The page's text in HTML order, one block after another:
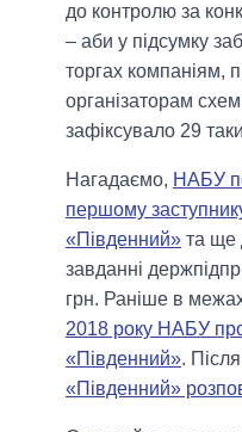
до контролю за
– аби у підсумку
торгах компаніям,
організаторам
зафіксувало 29
Нагадаємо, НАБУ
першому
«Південний» та ще
завданні
грн. Раніше в
2018 року НАБУ
«Південний».
«Південний»